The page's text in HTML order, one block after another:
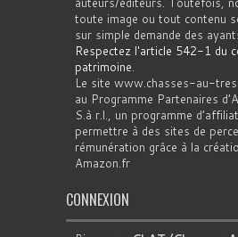
toute image ou tout contenu
sur simple demande des
Respectez l'article 542-1 du
patrimoine.
Le site www.chasses-au-
au Programme Partenaires
S.à r.l., un programme
permettre à des sites de
rémunération grâce à la
Amazon.fr
CONNEXION